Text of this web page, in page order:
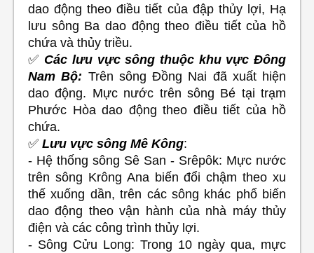
dao động theo điều tiết của đập thủy lợi, Hạ
lưu sông Ba dao động theo điều tiết của hồ
chứa và thủy triều.
✅ Các lưu vực sông thuộc khu vực Đông
Nam Bộ: Trên sông Đồng Nai đã xuất hiện
dao động. Mực nước trên sông Bé tại trạm
Phước Hòa dao động theo điều tiết của hồ
chứa.
✅ Lưu vực sông Mê Kông:
- Hệ thống sông Sê San - Srêpôk: Mực nước
trên sông Krông Ana biến đổi chậm theo xu
thế xuống dần, trên các sông khác phổ biến
dao động theo vận hành của nhà máy thủy
điện và các công trình thủy lợi.
- Sông Cửu Long: Trong 10 ngày qua, mực